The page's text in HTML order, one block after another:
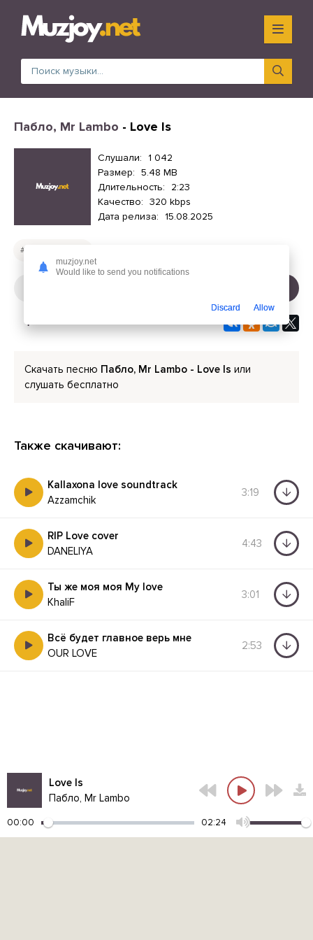
Пабло, Mr Lambo - Love Is
Слушали: 1 042
Размер: 5.48 MB
Длительность:
2:23
Качество: 320 kbps
Дата релиза: 15.08.2025
Скачать песню Пабло, Mr Lambo - Love Is или
слушать бесплатно
Также скачивают:
Kallaxona love soundtrack
Azzamchik
3:19
RIP Love cover
DANELIYA
4:43
Ты же моя моя My love
KhaliF
3:01
Всё будет главное верь мне
OUR LOVE
2:53
Love Is
Пабло, Mr Lambo
00:00 02:24
muzjoy.net
Would like to send you notifications
Discard Allow